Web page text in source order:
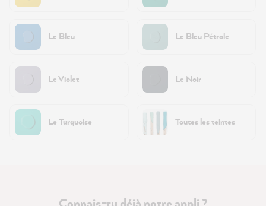
Le Bleu Le Bleu Pétrole
Le Violet Le Noir
Le Turquoise Toutes les teintes